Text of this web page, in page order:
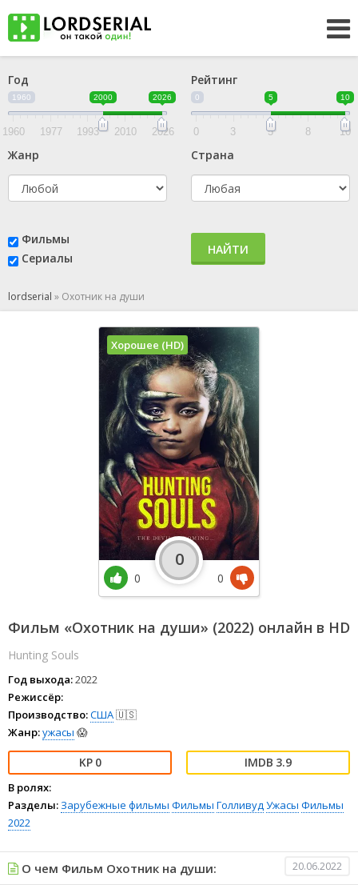
Год
1960 2000 2026
1960 1977 1993 2010 2026
Рейтинг
0 5 10
0 3 5 8 10
Жанр Страна
Фильмы
Сериалы
НАЙТИ
lordserial » Охотник на души
Фильм «Охотник на души» (2022) онлайн в HD
Hunting Souls
Год выхода:2022
Режиссёр:
Производство:США🇺🇸
Жанр:ужасы 😱
0 3.9
В ролях:
Разделы: Зарубежные фильмы Фильмы Голливуд Ужасы Фильмы
2022
Хорошее (HD)
0
0
0
О чем Фильм Охотник на души: 20.06.2022